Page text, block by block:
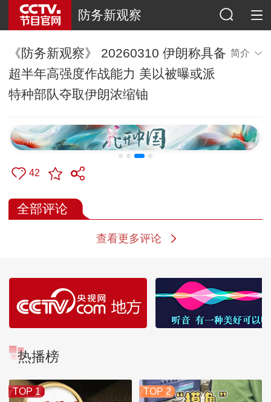
防务新观察
《防务新观察》 20260310 伊朗称具备
超半年高强度作战能力 美以被曝或派
特种部队夺取伊朗浓缩铀
简介
42
全部评论
查看更多评论
热播榜
TOP 1 TOP 2